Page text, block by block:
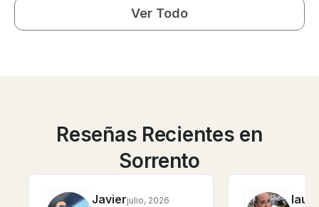
Ver Todo
Reseñas Recientes en
Sorrento
Javierjulio, 2026